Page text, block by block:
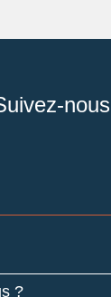
nous
?